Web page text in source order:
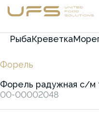
РыбаКреветка
Форель
Форель радужная с/м
00-00002048